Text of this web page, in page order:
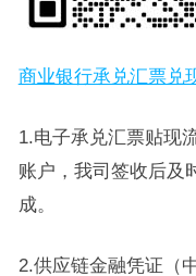
商业银行承兑汇票兑
1.电子承兑汇票贴现
账户，我司签收后及
成。
2.供应链金融凭证（